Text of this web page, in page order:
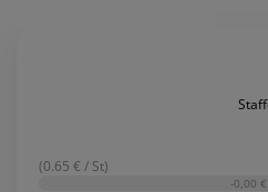
(0.65 € / St)
-0,00 €